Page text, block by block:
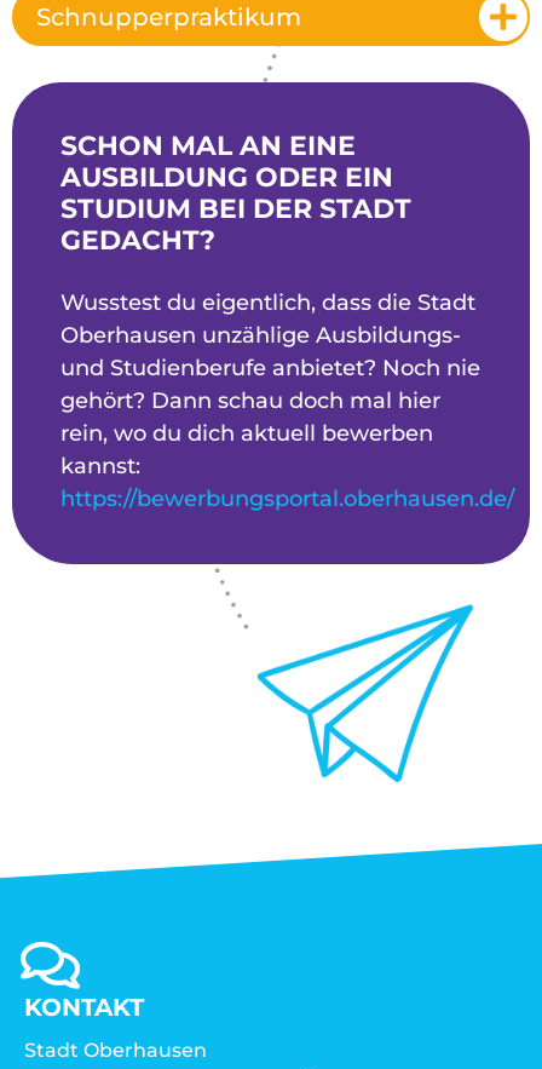
Schnupperpraktikum
SCHON MAL AN EINE
AUSBILDUNG ODER EIN
STUDIUM BEI DER STADT
GEDACHT?
Wusstest du eigentlich, dass die Stadt
Oberhausen unzählige Ausbildungs-
und Studienberufe anbietet? Noch nie
gehört? Dann schau doch mal hier
rein, wo du dich aktuell bewerben
kannst:
https://bewerbungsportal.oberhausen.de/
KONTAKT
Stadt Oberhausen